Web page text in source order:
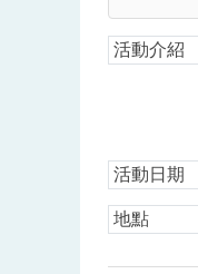
活動介紹
活動日期
地點